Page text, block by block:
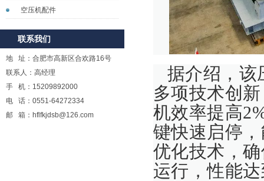
空压机配件
联系我们
地 址：合肥市高新区合欢路16号
联系人：高经理
手 机：15209892000
电 话：0551-64272334
邮 箱：hflfkjdsb@126.com
据介绍，该
多项技术创
机效率提高
键快速启停
优化技术，
运行，性能